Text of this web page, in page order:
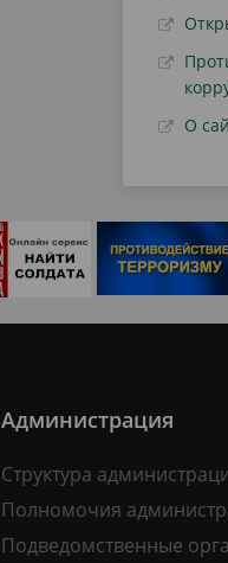
О
Администрация
Структура
Полномочия
Подведомственные